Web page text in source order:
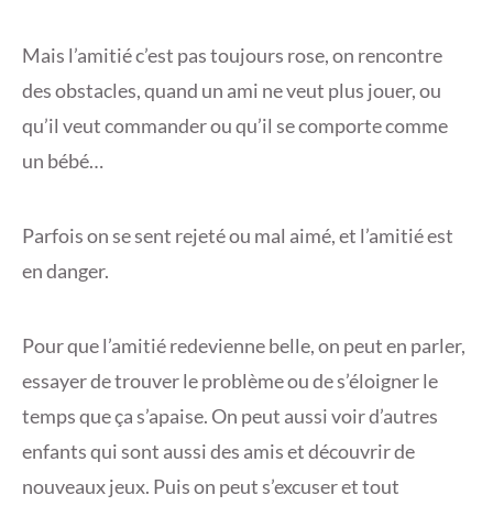
Mais l’amitié c’est pas toujours rose, on rencontre
des obstacles, quand un ami ne veut plus jouer, ou
qu’il veut commander ou qu’il se comporte comme
un bébé…
Parfois on se sent rejeté ou mal aimé, et l’amitié est
en danger.
Pour que l’amitié redevienne belle, on peut en parler,
essayer de trouver le problème ou de s’éloigner le
temps que ça s’apaise. On peut aussi voir d’autres
enfants qui sont aussi des amis et découvrir de
nouveaux jeux. Puis on peut s’excuser et tout